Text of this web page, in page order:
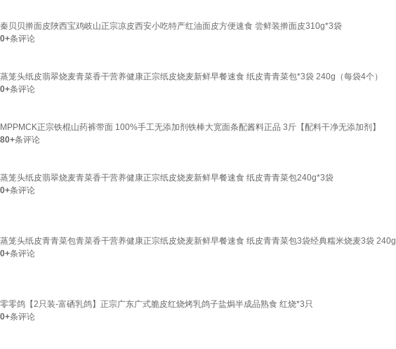
秦贝贝擀面皮陜西宝鸡岐山正宗凉皮西安小吃特产红油面皮方便速食 尝鲜装擀面皮310g*3袋
0+条评论
蒸笼头纸皮翡翠烧麦青菜香干营养健康正宗纸皮烧麦新鲜早餐速食 纸皮青青菜包*3袋 240g（每袋4个）
0+条评论
MPPMCK正宗铁棍山药裤带面 100%手工无添加剂铁棒大宽面条配酱料正品 3斤【配料干净无添加剂】
80+条评论
蒸笼头纸皮翡翠烧麦青菜香干营养健康正宗纸皮烧麦新鲜早餐速食 纸皮青青菜包240g*3袋
0+条评论
蒸笼头纸皮青青菜包青菜香干营养健康正宗纸皮烧麦新鲜早餐速食 纸皮青青菜包3袋经典糯米烧麦3袋 240g
0+条评论
零零鸽【2只装-富硒乳鸽】正宗广东广式脆皮红烧烤乳鸽子盐焗半成品熟食 红烧*3只
0+条评论